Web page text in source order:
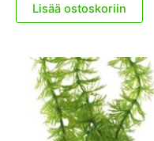
Lisää ostoskoriin